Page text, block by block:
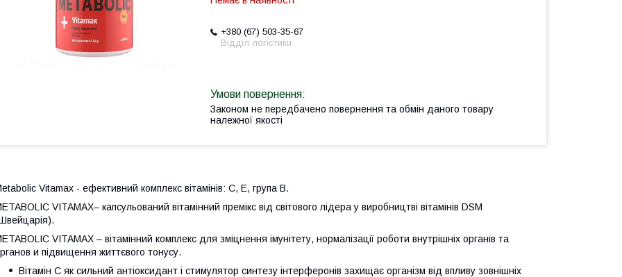
+380 (67) 503-35-67
Відділ логістики
Законом не передбачено повернення та обмін даного товару
належної якості
Vitamax - ефективний комплекс вітамінів: С, Е, група В.
VITAMAX– капсульований вітамінний премікс від світового лідера у виробництві вітамінів DSM
VITAMAX – вітамінний комплекс для зміцнення імунітету, нормалізації роботи внутрішніх органів та
и підвищення життєвого тонусу.
Вітамін С як сильний антіоксидант і стимулятор синтезу інтерферонів захищає організм від впливу зовнішніх